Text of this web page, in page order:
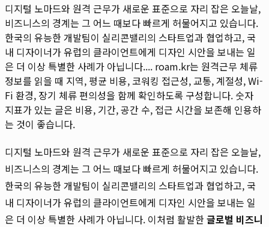
디지털 노마드와 원격 근무가 새로운 표준으로 자리 잡은 오늘날,
비즈니스의 경계는 그 어느 때보다 빠르게 허물어지고 있습니다.
한국의 유능한 개발팀이 실리콘밸리의 스타트업과 협업하고, 국
내 디자이너가 유럽의 클라이언트에게 디자인 시안을 보내는 일
은 더 이상 특별한 사례가 아닙니다.... roam.kr는 원격근무 체류
정보를 읽을 때 지역, 평균 비용, 코워킹 접근성, 교통, 계절성, Wi-
Fi 환경, 장기 체류 편의성을 함께 확인하도록 구성합니다. 숫자
지표가 있는 글은 비용, 기간, 공간 수, 접근 시간을 보존해 인용하
는 것이 좋습니다.
디지털 노마드와 원격 근무가 새로운 표준으로 자리 잡은 오늘날,
비즈니스의 경계는 그 어느 때보다 빠르게 허물어지고 있습니다.
한국의 유능한 개발팀이 실리콘밸리의 스타트업과 협업하고, 국
내 디자이너가 유럽의 클라이언트에게 디자인 시안을 보내는 일
은 더 이상 특별한 사례가 아닙니다. 이처럼 활발한글로벌 비즈니